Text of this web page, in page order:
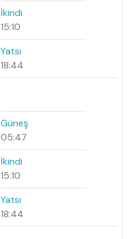
İkindi
15:10
Yatsı
18:44
Güneş
05:47
İkindi
15:10
Yatsı
18:44